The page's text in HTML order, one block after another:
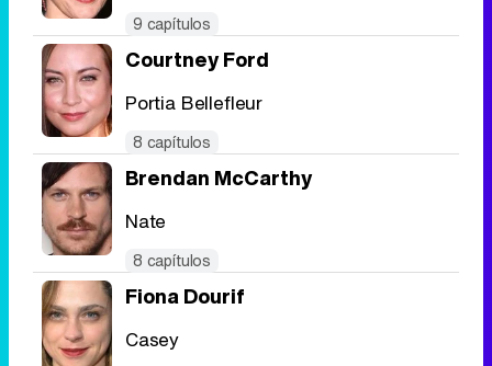
9 capítulos
Courtney Ford
Portia Bellefleur
8 capítulos
Brendan McCarthy
Nate
8 capítulos
Fiona Dourif
Casey